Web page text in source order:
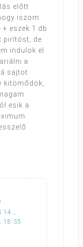
előtt
iszom
eszek 1 db
pirítóst, de
indulok el
a
sajtot
kitömődök,
esik a
14.,
18:35